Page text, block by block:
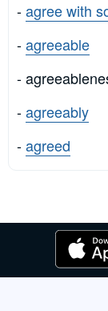
-agree with
-agreeable
-
-agreeably
-agreed